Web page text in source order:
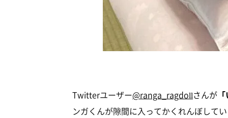
Twitterユーザー@ranga_ragdollさんが
ンガくんが隙間に入ってかくれんぼして